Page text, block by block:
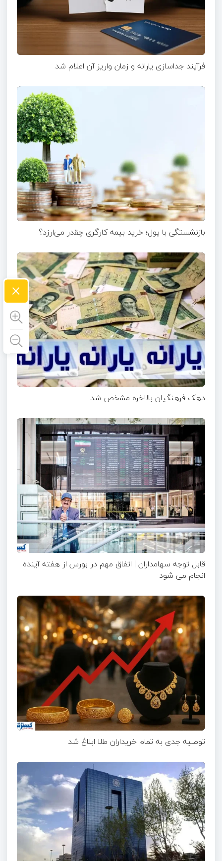
فرآیند جداسازی یارانه و زمان واریز آن اعلام شد
بازنشستگی با پول؛ خرید بیمه کارگری چقدر می‌ارزد؟
دهک فرهنگیان بالاخره مشخص شد
قابل توجه سهامداران | اتفاق مهم در بورس از هفته آینده
انجام می شود
توصیه جدی به تمام خریداران طلا ابلاغ شد
×